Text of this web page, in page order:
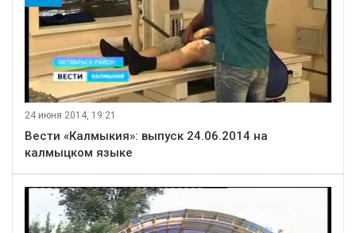
24 июня 2014, 19:21
Вести «Калмыкия»: выпуск 24.06.2014 на
калмыцком языке